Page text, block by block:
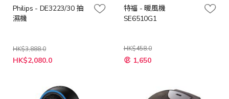
Philips - DE3223/30 抽
濕機
HK$3,888.0
特
殊
HK$2,080.0
特福 - 暖風機
SE6510G1
HK$458.0
特
殊 1,650